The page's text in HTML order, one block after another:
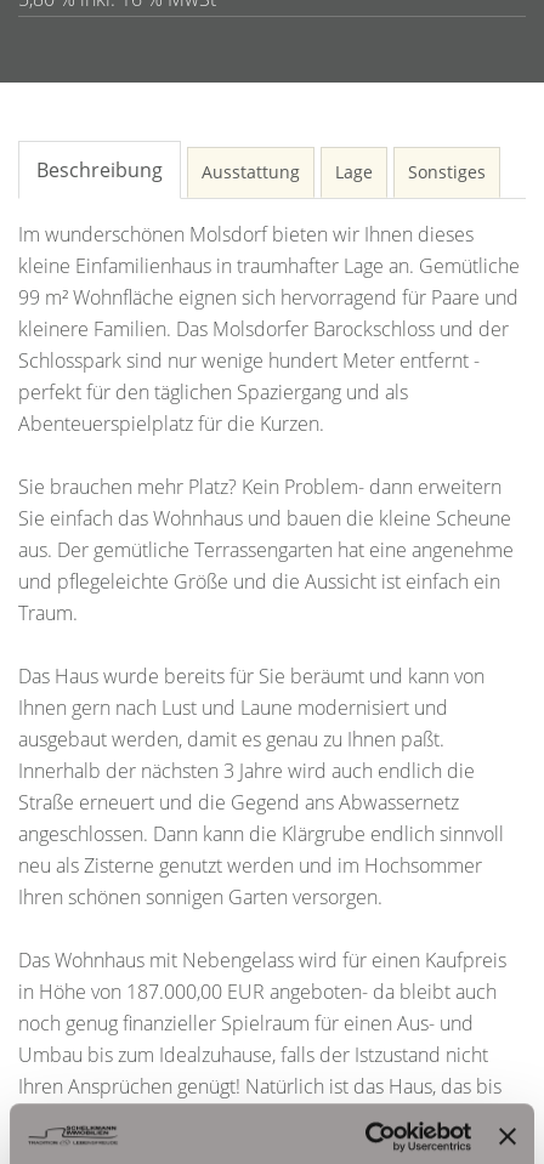
Beschreibung Ausstattung Lage Sonstiges
Im wunderschönen Molsdorf bieten wir Ihnen dieses
kleine Einfamilienhaus in traumhafter Lage an. Gemütliche
99 m² Wohnfläche eignen sich hervorragend für Paare und
kleinere Familien. Das Molsdorfer Barockschloss und der
Schlosspark sind nur wenige hundert Meter entfernt -
perfekt für den täglichen Spaziergang und als
Abenteuerspielplatz für die Kurzen.
Sie brauchen mehr Platz? Kein Problem- dann erweitern
Sie einfach das Wohnhaus und bauen die kleine Scheune
aus. Der gemütliche Terrassengarten hat eine angenehme
und pflegeleichte Größe und die Aussicht ist einfach ein
Traum.
Das Haus wurde bereits für Sie beräumt und kann von
Ihnen gern nach Lust und Laune modernisiert und
ausgebaut werden, damit es genau zu Ihnen paßt.
Innerhalb der nächsten 3 Jahre wird auch endlich die
Straße erneuert und die Gegend ans Abwassernetz
angeschlossen. Dann kann die Klärgrube endlich sinnvoll
neu als Zisterne genutzt werden und im Hochsommer
Ihren schönen sonnigen Garten versorgen.
Das Wohnhaus mit Nebengelass wird für einen Kaufpreis
in Höhe von 187.000,00 EUR angeboten- da bleibt auch
noch genug finanzieller Spielraum für einen Aus- und
Umbau bis zum Idealzuhause, falls der Istzustand nicht
Ihren Ansprüchen genügt! Natürlich ist das Haus, das bis
vor Kurzem noch bewohnt wurde, auch so durchaus
bezugsbereit (die Gastherme wurde 2012 erneuert) -